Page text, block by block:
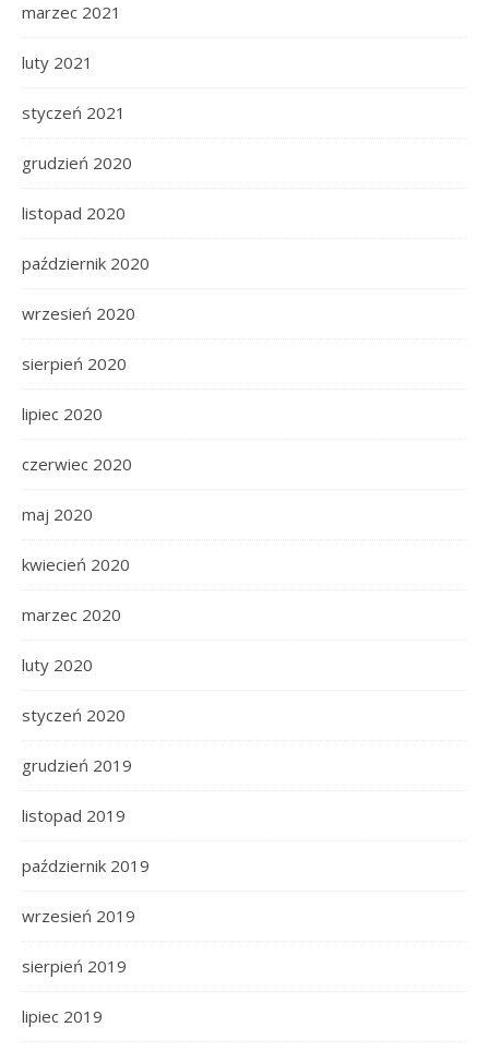
marzec 2021
luty 2021
styczeń 2021
grudzień 2020
listopad 2020
październik 2020
wrzesień 2020
sierpień 2020
lipiec 2020
czerwiec 2020
maj 2020
kwiecień 2020
marzec 2020
luty 2020
styczeń 2020
grudzień 2019
listopad 2019
październik 2019
wrzesień 2019
sierpień 2019
lipiec 2019